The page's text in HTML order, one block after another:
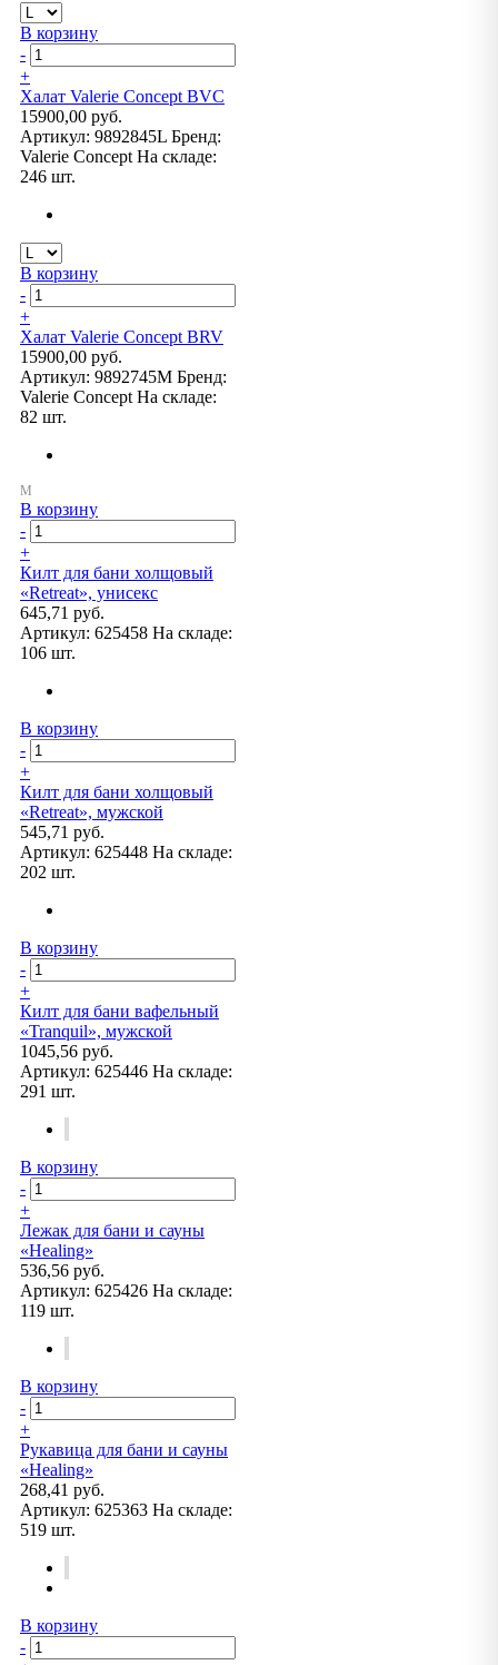
В корзину
-
+
Халат Valerie Concept BVC
15900,00 руб.
Артикул: 9892845L Бренд:
Valerie Concept На складе:
246 шт.
В корзину
-
+
Халат Valerie Concept BRV
15900,00 руб.
Артикул: 9892745M Бренд:
Valerie Concept На складе:
82 шт.
В корзину
-
+
Килт для бани холщовый
«Retreat», унисекс
645,71 руб.
Артикул: 625458 На складе:
106 шт.
В корзину
-
+
Килт для бани холщовый
«Retreat», мужской
545,71 руб.
Артикул: 625448 На складе:
202 шт.
В корзину
-
+
Килт для бани вафельный
«Tranquil», мужской
1045,56 руб.
Артикул: 625446 На складе:
291 шт.
В корзину
-
+
Лежак для бани и сауны
«Healing»
536,56 руб.
Артикул: 625426 На складе:
119 шт.
В корзину
-
+
Рукавица для бани и сауны
«Healing»
268,41 руб.
Артикул: 625363 На складе:
519 шт.
В корзину
-